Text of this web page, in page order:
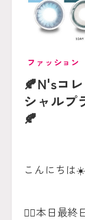
ファッション
🍂N'sコ
シャルプ
🍂
こんにちは☀️
❤️‍🔥本日最終